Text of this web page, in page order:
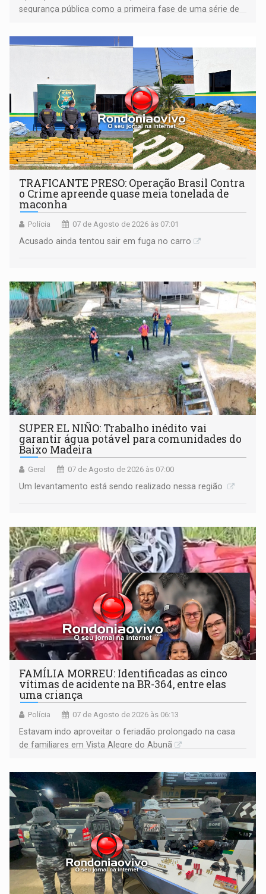
segurança pública como a primeira fase de uma série de
TRAFICANTE PRESO: Operação Brasil Contra
o Crime apreende quase meia tonelada de
maconha
Polícia 07 de Agosto de 2026 às 07:01
Acusado ainda tentou sair em fuga no carro
SUPER EL NIÑO: Trabalho inédito vai
garantir água potável para comunidades do
Baixo Madeira
Geral 07 de Agosto de 2026 às 07:00
Um levantamento está sendo realizado nessa região
FAMÍLIA MORREU: Identificadas as cinco
vítimas de acidente na BR-364, entre elas
uma criança
Polícia 07 de Agosto de 2026 às 06:13
Estavam indo aproveitar o feriadão prolongado na casa
de familiares em Vista Alegre do Abunã